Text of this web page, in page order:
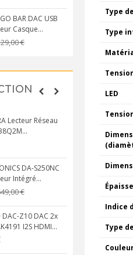
BAR DAC USB
Casque...
€
FOSI
135,99
Lecteur Réseau
DA-S250NC
Intégré...
€
DAC-Z10 DAC 2x
I2S HDMI...
790,00 €
DAN
919,00 €
Type
Type
LED
Indice
Type